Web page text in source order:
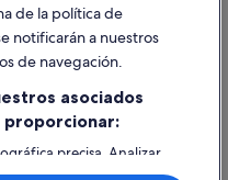
vacacional
de la política de
notificarán a nuestros
de navegación.
asociados
precisa. Analizar
dispositivo para su